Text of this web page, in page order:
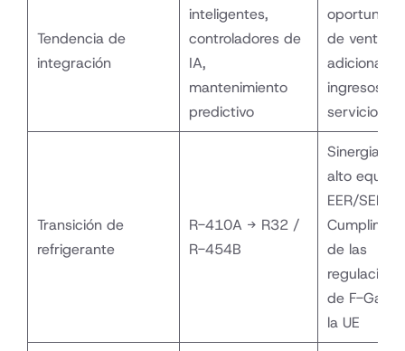
Tendencia de
integración
inteligentes,
controladores de
IA,
mantenimiento
predictivo
de venta
adicional y
ingresos
servicio
Transición de
refrigerante
R-410A → R32 /
R-454B
Sinergia
alto equipo
EER/SEER;
de las
de F-Gas
la UE